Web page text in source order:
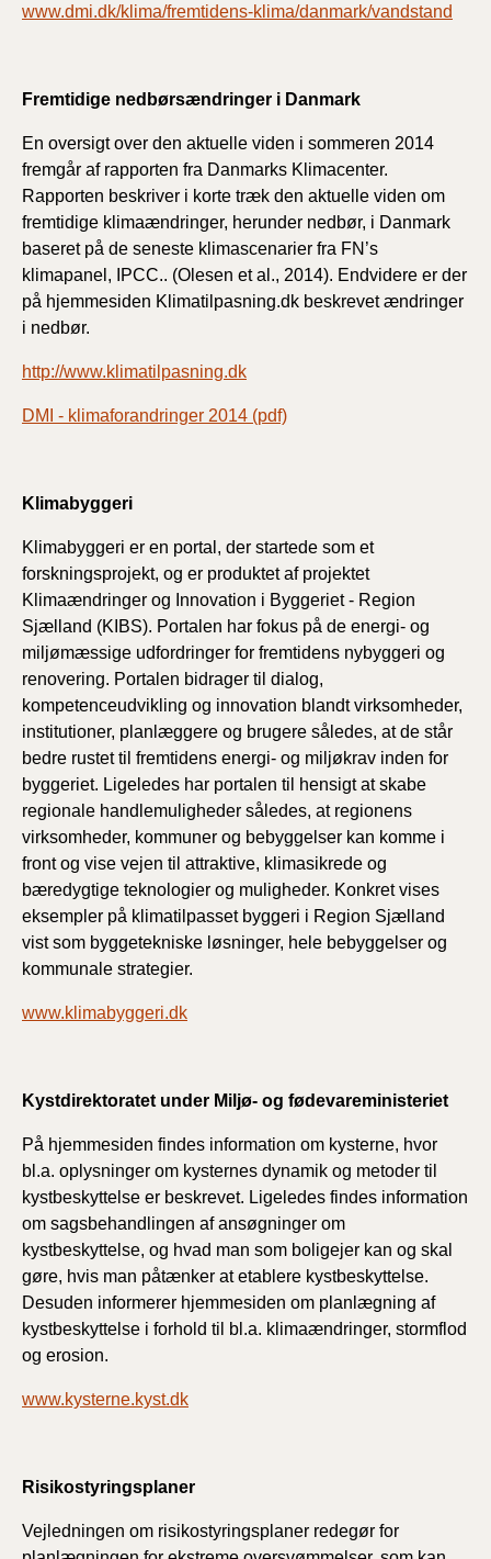
www.dmi.dk/klima/fremtidens-klima/danmark/vandstand
Fremtidige nedbørsændringer i Danmark
En oversigt over den aktuelle viden i sommeren 2014
fremgår af rapporten fra Danmarks Klimacenter.
Rapporten beskriver i korte træk den aktuelle viden om
fremtidige klimaændringer, herunder nedbør, i Danmark
baseret på de seneste klimascenarier fra FN’s
klimapanel, IPCC.. (Olesen et al., 2014). Endvidere er der
på hjemmesiden Klimatilpasning.dk beskrevet ændringer
i nedbør.
http://www.klimatilpasning.dk
DMI - klimaforandringer 2014 (pdf)
Klimabyggeri
Klimabyggeri er en portal, der startede som et
forskningsprojekt, og er produktet af projektet
Klimaændringer og Innovation i Byggeriet - Region
Sjælland (KIBS). Portalen har fokus på de energi- og
miljømæssige udfordringer for fremtidens nybyggeri og
renovering. Portalen bidrager til dialog,
kompetenceudvikling og innovation blandt virksomheder,
institutioner, planlæggere og brugere således, at de står
bedre rustet til fremtidens energi- og miljøkrav inden for
byggeriet. Ligeledes har portalen til hensigt at skabe
regionale handlemuligheder således, at regionens
virksomheder, kommuner og bebyggelser kan komme i
front og vise vejen til attraktive, klimasikrede og
bæredygtige teknologier og muligheder. Konkret vises
eksempler på klimatilpasset byggeri i Region Sjælland
vist som byggetekniske løsninger, hele bebyggelser og
kommunale strategier.
www.klimabyggeri.dk
Kystdirektoratet under Miljø- og fødevareministeriet
På hjemmesiden findes information om kysterne, hvor
bl.a. oplysninger om kysternes dynamik og metoder til
kystbeskyttelse er beskrevet. Ligeledes findes information
om sagsbehandlingen af ansøgninger om
kystbeskyttelse, og hvad man som boligejer kan og skal
gøre, hvis man påtænker at etablere kystbeskyttelse.
Desuden informerer hjemmesiden om planlægning af
kystbeskyttelse i forhold til bl.a. klimaændringer, stormflod
og erosion.
www.kysterne.kyst.dk
Risikostyringsplaner
Vejledningen om risikostyringsplaner redegør for